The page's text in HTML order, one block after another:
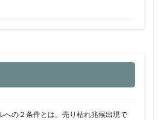
への２条件とは。売り枯れ兆候出現で